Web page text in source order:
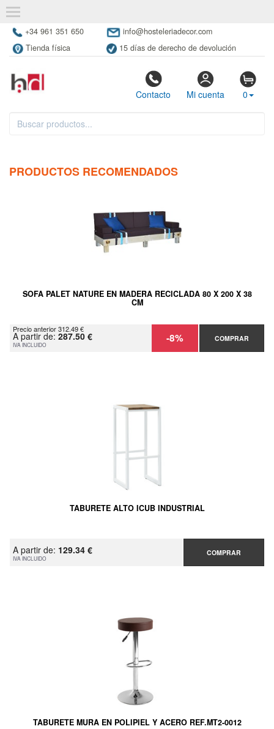
+34 961 351 650
info@hosteleriadecor.com
Tienda física
15 días de derecho de devolución
Contacto Mi cuenta 0
PRODUCTOS RECOMENDADOS
SOFA PALET NATURE EN MADERA RECICLADA 80 X 200 X 38
CM
Precio anterior 312.49 €
A partir de: 287.50 €
IVA INCLUIDO -8% COMPRAR
TABURETE ALTO ICUB INDUSTRIAL
A partir de: 129.34 €
IVA INCLUIDO
COMPRAR
TABURETE MURA EN POLIPIEL Y ACERO REF.MT2-0012